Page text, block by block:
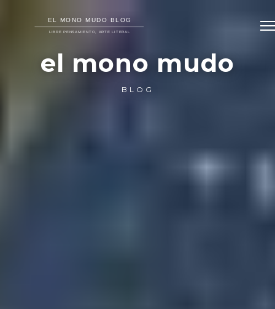
el mono mudo
BLOG